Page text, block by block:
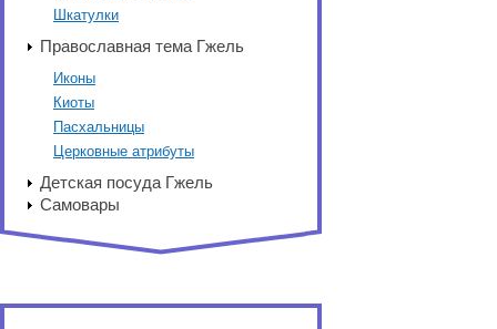
Шкатулки
Православная тема Гжель
Иконы
Киоты
Пасхальницы
Церковные атрибуты
Детская посуда Гжель
Самовары